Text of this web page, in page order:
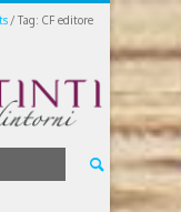
Tag: CF editore